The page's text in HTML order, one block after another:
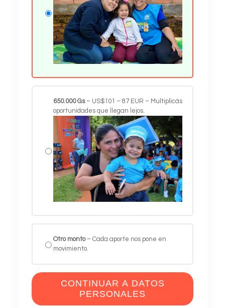
650.000Gs – US$101 – 87 EUR – Multiplicás
oportunidades que llegan lejos.
Otro monto– Cada aporte nos pone en
movimiento.
CONTINUAR A DATOS
PERSONALES